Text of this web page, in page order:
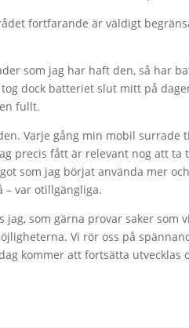
fortfarande är väldigt
som jag har haft den, så har
dock batteriet slut mitt på
fullt.
Varje gång min mobil
precis fått är relevant nog att
som jag börjat använda mer
var otillgängliga.
som gärna provar saker som
Vi rör oss på
kommer att fortsätta